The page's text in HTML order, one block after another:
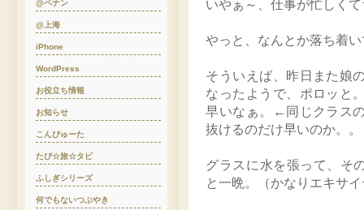
いやぁ～、仕事が忙しく
やっと、なんとか落ち着
そういえば、昨日また娘
なったようで、ポロッと
早いなぁ。←同じクラス
抜けるのだけ早いのか。。
グラスに水を張って、そ
と一晩。（かなりエキサ
@ペナン
@上海
iPhone
WordPress
お役立ち情報
お知らせ
こんぴゅーた
たび☆旅☆タビ
ふしぎシリーズ
何でもないつぶやき